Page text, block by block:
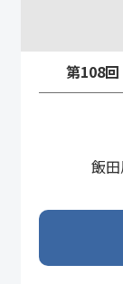
第108
飯